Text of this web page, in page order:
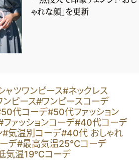
ゃれな顔」を更新
ャツワンピース#ネックレス
ンピース#ワンピースコーデ
代コーデ#50代ファッション
ファッションコーデ#40代コーデ
#気温別コーデ#40代 おしゃれ
デ#最高気温25℃コーデ
気温19℃コーデ